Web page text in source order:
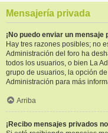
Mensajería privada
¡No puedo enviar un mensaje
Hay tres razones posibles; no
Administración del foro ha
todos los usuarios, o bien La
grupo de usuarios, la opción
Administración para más
Arriba
¡Recibo mensajes privados